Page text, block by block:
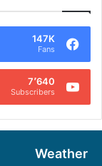
147K
Fans
7٬640
Subscribers
Weather